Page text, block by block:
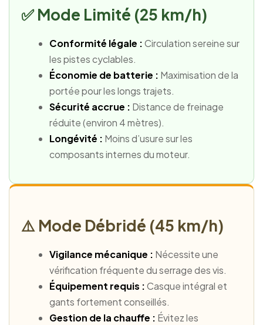
✅ Mode Limité (25 km/h)
Conformité légale :Circulation sereine sur
les pistes cyclables.
Économie de batterie : Maximisation de la
portée pour les longs trajets.
Sécurité accrue : Distance de freinage
réduite (environ 4 mètres).
Longévité : Moins d’usure sur les
composants internes du moteur.
⚠️ Mode Débridé (45 km/h)
Vigilance mécanique : Nécessite une
vérification fréquente du serrage des vis.
Équipement requis :Casque intégral et
gants fortement conseillés.
Gestion de la chauffe : Évitez les